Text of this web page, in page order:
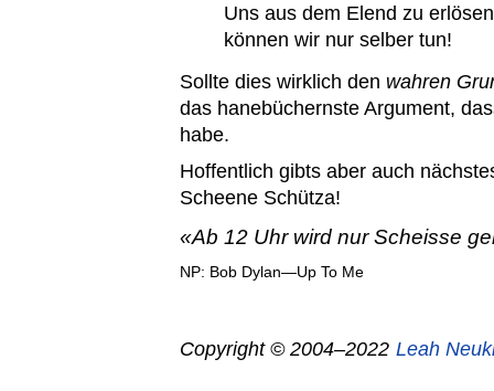
Uns aus dem Elend zu erlösen
können wir nur selber tun!
Sollte dies wirklich den wahren
das hanebüchernste Argument,
habe.
Hoffentlich gibts aber auch
Scheene Schütza!
Ab 12 Uhr wird nur Scheisse
NP: Bob Dylan—Up To Me
Copyright © 2004–2022 Leah